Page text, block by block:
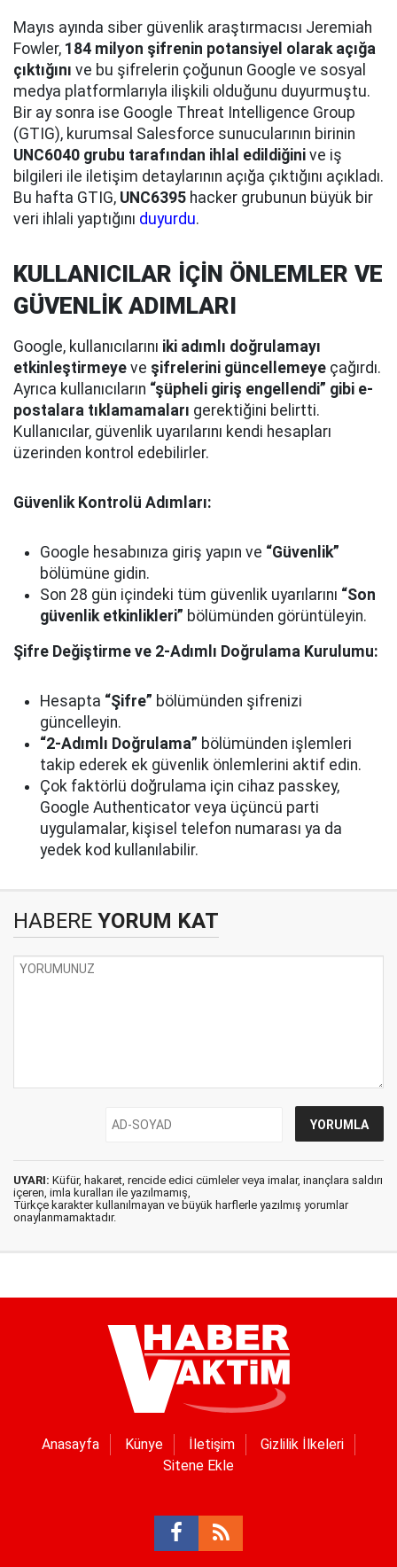
Mayıs ayında siber güvenlik araştırmacısı Jeremiah
Fowler, 184 milyon şifrenin potansiyel olarak açığa
çıktığını ve bu şifrelerin çoğunun Google ve sosyal
medya platformlarıyla ilişkili olduğunu duyurmuştu.
Bir ay sonra ise Google Threat Intelligence Group
(GTIG), kurumsal Salesforce sunucularının birinin
UNC6040 grubu tarafından ihlal edildiğini ve iş
bilgileri ile iletişim detaylarının açığa çıktığını açıkladı.
Bu hafta GTIG, UNC6395 hacker grubunun büyük bir
veri ihlali yaptığını duyurdu.
KULLANICILAR İÇİN ÖNLEMLER VE
GÜVENLİK ADIMLARI
Google, kullanıcılarını iki adımlı doğrulamayı
etkinleştirmeye ve şifrelerini güncellemeye çağırdı.
Ayrıca kullanıcıların “şüpheli giriş engellendi” gibi e-
postalara tıklamamaları gerektiğini belirtti.
Kullanıcılar, güvenlik uyarılarını kendi hesapları
üzerinden kontrol edebilirler.
Güvenlik Kontrolü Adımları:
Google hesabınıza giriş yapın ve “Güvenlik”
bölümüne gidin.
Son 28 gün içindeki tüm güvenlik uyarılarını “Son
güvenlik etkinlikleri” bölümünden görüntüleyin.
Şifre Değiştirme ve 2-Adımlı Doğrulama Kurulumu:
Hesapta “Şifre” bölümünden şifrenizi
güncelleyin.
“2-Adımlı Doğrulama” bölümünden işlemleri
takip ederek ek güvenlik önlemlerini aktif edin.
Çok faktörlü doğrulama için cihaz passkey,
Google Authenticator veya üçüncü parti
uygulamalar, kişisel telefon numarası ya da
yedek kod kullanılabilir.
HABERE YORUM KAT
UYARI: Küfür, hakaret, rencide edici cümleler veya imalar, inançlara saldırı
içeren, imla kuralları ile yazılmamış,
Türkçe karakter kullanılmayan ve büyük harflerle yazılmış yorumlar
onaylanmamaktadır.
Anasayfa Künye İletişim
Gizlilik İlkeleri
Sitene Ekle